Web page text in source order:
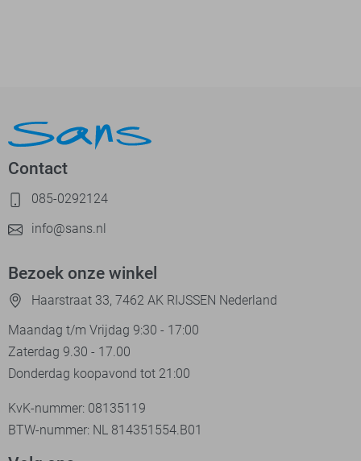
Contact
085-0292124
info@sans.nl
Bezoek onze winkel
Haarstraat 33, 7462 AK RIJSSEN Nederland
Maandag t/m Vrijdag 9:30 - 17:00
Zaterdag 9.30 - 17.00
Donderdag koopavond tot 21:00
KvK-nummer: 08135119
BTW-nummer: NL 814351554.B01